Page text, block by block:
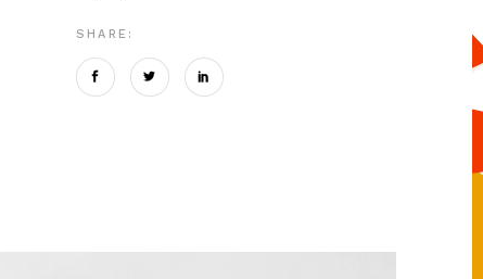
SHARE: